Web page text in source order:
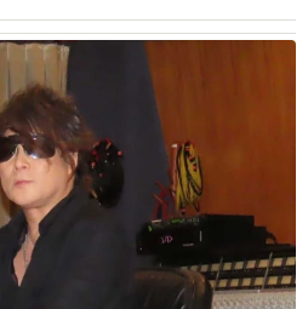
5/5
）」（東京ニュース通信社刊） 撮影／